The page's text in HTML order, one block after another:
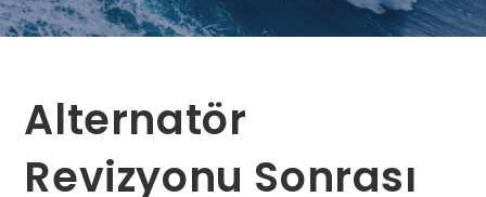
Alternatör
Revizyonu Sonrası